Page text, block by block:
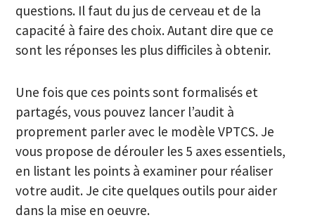
questions. Il faut du jus de cerveau et de la
capacité à faire des choix. Autant dire que ce
sont les réponses les plus difficiles à obtenir.
Une fois que ces points sont formalisés et
partagés, vous pouvez lancer l’audit à
proprement parler avec le modèle VPTCS. Je
vous propose de dérouler les 5 axes essentiels,
en listant les points à examiner pour réaliser
votre audit. Je cite quelques outils pour aider
dans la mise en oeuvre.